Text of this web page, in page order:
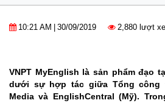
10:21 AM 30/09/2019 2,880 lượt
VNPT MyEnglish là sản phẩm đạo
dưới sự hợp tác giữa Tổng công
Media và EnglishCentral (Mỹ).